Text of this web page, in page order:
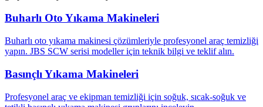
Buharlı Oto Yıkama Makineleri
Buharlı oto yıkama makinesi çözümleriyle profesyonel araç temizliği
yapın. JBS SCW serisi modeller için teknik bilgi ve teklif alın.
Basınçlı Yıkama Makineleri
Profesyonel araç ve ekipman temizliği için soğuk, sıcak-soğuk ve